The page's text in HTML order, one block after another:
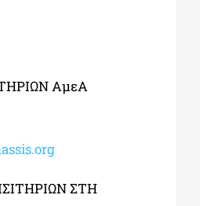
ΑμεΑ
ΣΤΗ